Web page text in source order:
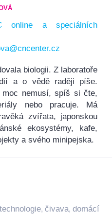
online a speciálních
biologii. Z laboratoře
a o vědě raději píše.
moc nemusí, spíš si čte,
nebo pracuje. Má
zvířata, japonskou
ekosystémy, kafe,
a svého minipejska.
, čivava, domácí